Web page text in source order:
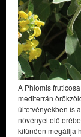
A Phlomis
mediterrán
ültetvényekben is
növényei
kitűnően megállja